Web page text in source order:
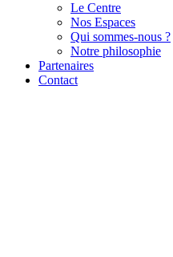
Le Centre
Nos Espaces
Qui sommes-nous ?
Notre philosophie
Partenaires
Contact